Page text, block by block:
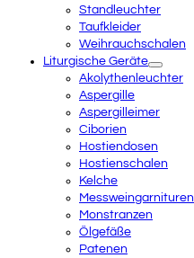
Standleuchter
Taufkleider
Weihrauchschalen
Liturgische Geräte
Akolythenleuchter
Aspergille
Aspergilleimer
Ciborien
Hostiendosen
Hostienschalen
Kelche
Messweingarnituren
Monstranzen
Ölgefäße
Patenen